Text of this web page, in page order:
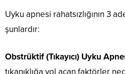
Uyku apnesi rahatsızlığının 3
şunlardır:
Obstrüktif (Tıkayıcı) Uyku
tıkanıklığa yol açan faktörler